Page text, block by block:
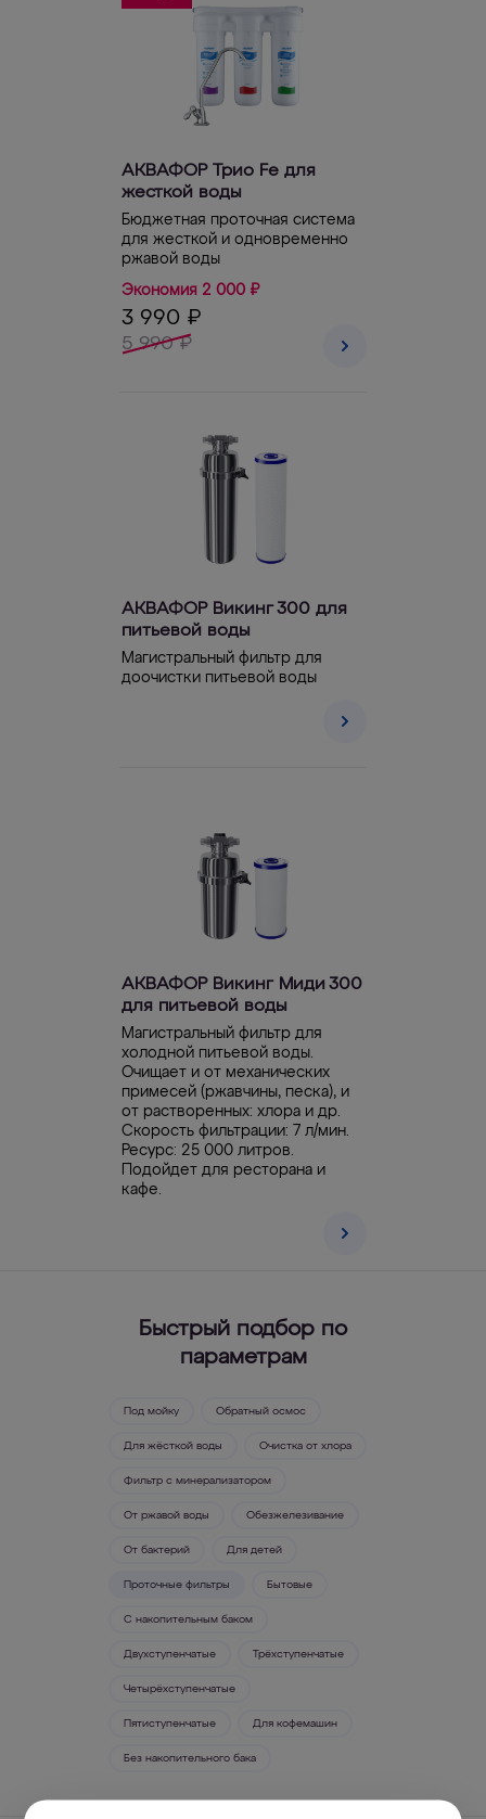
АКВАФОР Трио Fe для
жесткой воды
Бюджетная проточная система
для жесткой и одновременно
ржавой воды
Экономия 2 000 ₽
3 990 ₽
5 990 ₽
АКВАФОР Викинг 300 для
питьевой воды
Магистральный фильтр для
доочистки питьевой воды
АКВАФОР Викинг Миди 300
для питьевой воды
Магистральный фильтр для
холодной питьевой воды.
Очищает и от механических
примесей (ржавчины, песка), и
от растворенных: хлора и др.
Скорость фильтрации: 7 л/мин.
Ресурс: 25 000 литров.
Подойдет для ресторана и
кафе.
Быстрый подбор по
параметрам
Под мойку Обратный осмос
Для жёсткой воды Очистка от хлора
Фильтр с минерализатором
От ржавой воды Обезжелезивание
От бактерий Для детей
Проточные фильтры Бытовые
С накопительным баком
Двухступенчатые Трёхступенчатые
Четырёхступенчатые
Пятиступенчатые Для кофемашин
Без накопительного бака